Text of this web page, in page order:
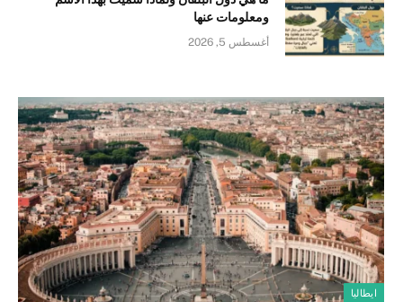
ومعلومات عنها
أغسطس 5, 2026
ايطاليا